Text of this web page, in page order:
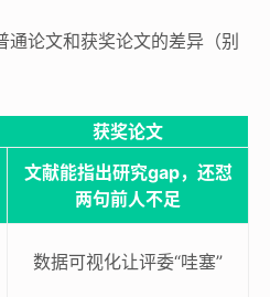
通论文和获奖论文的差异（别
获奖论文
文献能指出研究gap，还怼
两句前人不足
数据可视化让评委“哇塞”